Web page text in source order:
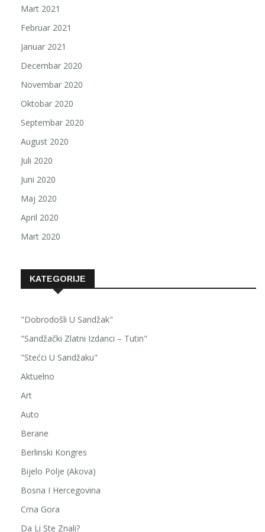
Mart 2021
Februar 2021
Januar 2021
Decembar 2020
Novembar 2020
Oktobar 2020
Septembar 2020
August 2020
Juli 2020
Juni 2020
Maj 2020
April 2020
Mart 2020
KATEGORIJE
"Dobrodošli U Sandžak"
"Sandžački Zlatni Izdanci – Tutin"
"Stećci U Sandžaku"
Aktuelno
Art
Auto
Berane
Berlinski Kongres
Bijelo Polje (Akova)
Bosna I Hercegovina
Crna Gora
Da Li Ste Znali?